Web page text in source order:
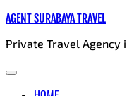
Skip
content
AGENT SURABAYA TRAVEL
Private Travel Agency